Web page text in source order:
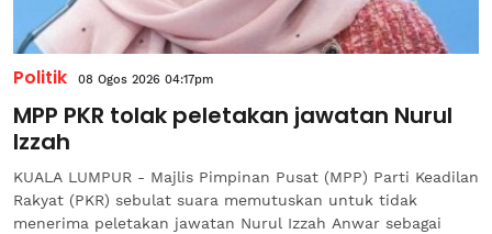
Politik 08 Ogos 2026 04:17pm
MPP PKR tolak peletakan jawatan Nurul
Izzah
KUALA LUMPUR - Majlis Pimpinan Pusat (MPP) Parti Keadilan
Rakyat (PKR) sebulat suara memutuskan untuk tidak
menerima peletakan jawatan Nurul Izzah Anwar sebagai